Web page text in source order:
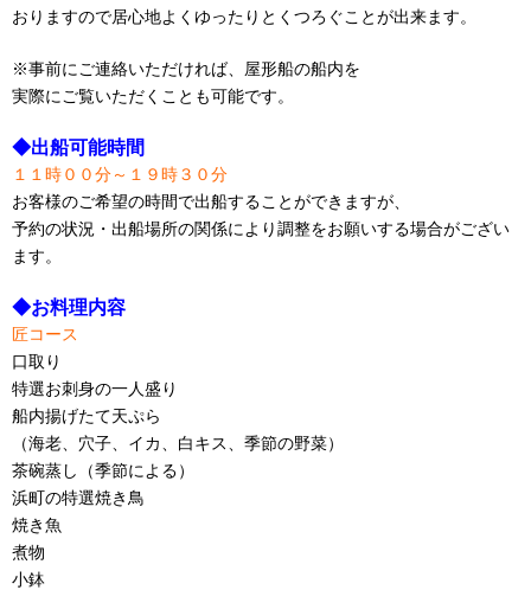
おりますので居心地よくゆったりとくつろぐことが出来ます。
※事前にご連絡いただければ、屋形船の船内を
実際にご覧いただくことも可能です。
◆出船可能時間
１１時００分～１９時３０分
お客様のご希望の時間で出船することができますが、
予約の状況・出船場所の関係により調整をお願いする場合がござい
ます。
◆お料理内容
匠コース
口取り
特選お刺身の一人盛り
船内揚げたて天ぷら
（海老、穴子、イカ、白キス、季節の野菜）
茶碗蒸し（季節による）
浜町の特選焼き鳥
焼き魚
煮物
小鉢